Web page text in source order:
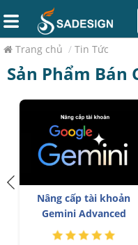
Trang chủ / Tin Tức
Sản Phẩm Bán
Nâng cấp tài khoản
Gemini Advanced